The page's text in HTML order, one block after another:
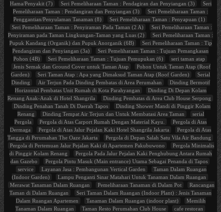
Hama/Penyakit (7)
Seri Pemeliharaan Taman : Pendagiran dan Penyiangan (3)
Seri
Pemeliharaan Taman : Pendangiran dan Penyiangan (3)
Seri Pemeliharaan Taman :
Penggantian/Penyulaman Tanaman (8)
Seri Pemeliharaan Taman : Penyapuan (1)
Seri Pemeliharaan Taman : Penyiraman Pada Taman (2 A)
Seri Pemeliharaan Taman :
Penyiraman pada Taman Lingkungan-Taman yang Luas (2)
Seri Pemeliharaan Taman :
Pupuk Kandang (Organik) dan Pupuk Anorganik (6B)
Seri Pemeliharaan Taman : Tip
Pendangiran dan Penyiangan (3a)
Seri Pemeliharaan Taman : Tujuan Pemangkasan
Pohon (4B)
Seri Pemeliharaan Taman : Tujuan Pemupukan (6)
seri taman atap
Jenis Semak dan Ground Cover untuk Taman Atap
Pohon Untuk Taman Atap (Roof
Garden)
Seri Taman Atap : Apa yang Dimaksud Taman Atap (Roof Garden)
Serial
Dinding
Air Terjun Pada Dinding Pembatas di Area Perumahan
Dinding Bermotif
Horizontal Pembatas Unit Rumah di Kota Parahyangan
Dinding Di Depan Kolam
Renang Anak-Anak di Hotel Shangrila
Dinding Pembatas di Area Club House Serpong
Dinding Penahan Tanah Di Daerah Tapos
Dinding Shower Mandi di Pinggir Kolam
Renang
Dinding Tempat Air Terjun dan Untuk Membatasi Area Taman
serial
Pergola
Pergola di Atas Carport Rumah Dengan Material Kayu.
Pergola di Atas
Dermaga
Pergola di Atas Jalur Pejalan Kaki Hotel Shangrila Jakarta
Pergola di Atas
Tangga di Perumahan The Oaze Jakarta
Pergola di Depan Salah Satu Vila Air Bandung
Pergola di Pertemuan Jalur Pejalan Kaki di Apartemen Pakubuwono
Pergola Minimalis
di Pinggir Kolam Renang
Pergola Pada Jalur Pejalan Kaki Penghubung Antara Rumah
dan Gazebo
Pergola Pintu Masuk (Main entrance) Utama Sebagai Penanda di Tapos
service
Layanan Jasa : Pembangunan Vertical Garden
Taman Dalam Ruangan
(Indoor Garden)
Lampu Penganti Sinar Matahari Untuk Tanaman Dalam Ruangan
Merawat Tanaman Dalam Ruangan
Pemeliharaan Tanaman di Dalam Pot
Rancangan
Taman di Dalam Ruangan
Seri Taman Dalam Ruangan (Indoor Plant) : Jenis Tanaman
Dalam Ruangan Apartemen
Tanaman Dalam Ruangan (indoor plant)
Memilih
Tanaman Dalam Ruangan
Taman Resto Perumahan Club House
cafe restoran